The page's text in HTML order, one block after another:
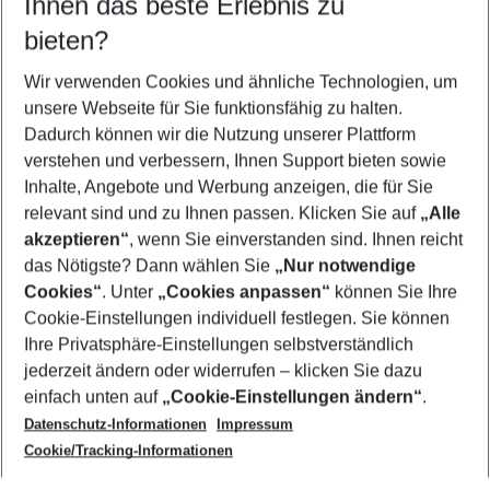
07.08.26– 05.08.27 5-8 Nächte
2 Erwachsene Keine Kinder
Mehr Filter anzeigen
Footer
Footer navigation
Über uns
AGB
Cookie-Einstellungen ändern
Cookie-Richtlinie
Datenschutz
Service & Hilfe
Barrierefreies Reisen
Check-in
Folgen Sie uns
bieten?
Wir verwenden Cookies und ähnliche Technologien, um
unsere Webseite für Sie funktionsfähig zu halten.
Dadurch können wir die Nutzung unserer Plattform
verstehen und verbessern, Ihnen Support bieten sowie
Inhalte, Angebote und Werbung anzeigen, die für Sie
relevant sind und zu Ihnen passen. Klicken Sie auf „Alle
akzeptieren“, wenn Sie einverstanden sind. Ihnen reicht
das Nötigste? Dann wählen Sie „Nur notwendige
Cookies“. Unter „Cookies anpassen“ können Sie Ihre
Cookie-Einstellungen individuell festlegen. Sie können
Ihre Privatsphäre-Einstellungen selbstverständlich
jederzeit ändern oder widerrufen – klicken Sie dazu
einfach unten auf „Cookie-Einstellungen ändern“.
Datenschutz-Informationen
Impressum
Cookie/Tracking-Informationen